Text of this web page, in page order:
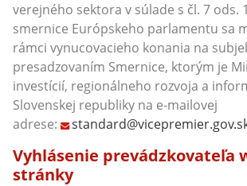
verejného sektora v súlade s čl. 7 ods.
smernice Európskeho parlamentu sa
rámci vynucovacieho konania na
presadzovaním Smernice, ktorým je
investícií, regionálneho rozvoja a
Slovenskej republiky na e-mailovej
adrese:
Vyhlásenie prevádzkovateľa
stránky